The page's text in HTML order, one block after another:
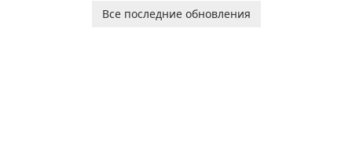
Ollie, on an adventurous
baby tracking, offering
Все последние обновления